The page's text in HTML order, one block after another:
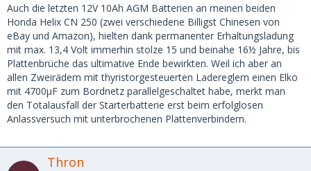
Auch die letzten 12V 10Ah AGM Batterien an meinen beiden
Honda Helix CN 250 (zwei verschiedene Billigst Chinesen von
eBay und Amazon), hielten dank permanenter Erhaltungsladung
mit max. 13,4 Volt immerhin stolze 15 und beinahe 16½ Jahre, bis
Plattenbrüche das ultimative Ende bewirkten. Weil ich aber an
allen Zweirädern mit thyristorgesteuerten Ladereglern einen Elko
mit 4700µF zum Bordnetz parallelgeschaltet habe, merkt man
den Totalausfall der Starterbatterie erst beim erfolglosen
Anlassversuch mit unterbrochenen Plattenverbindern.
Thron